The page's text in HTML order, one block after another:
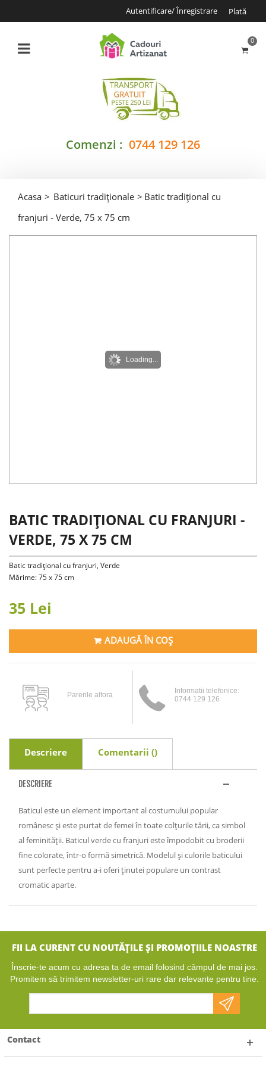
Plată
Autentificare/ Înregistrare
0
Comenzi : 0744 129 126
Acasa > Baticuri tradiționale > Batic tradițional cu
franjuri - Verde, 75 x 75 cm
Loading...
BATIC TRADIȚIONAL CU FRANJURI -
VERDE, 75 X 75 CM
Batic tradițional cu franjuri, Verde
Mărime: 75 x 75 cm
35 Lei
ADAUGĂ ÎN COȘ
Parerile altora
Informatii telefonice:
0744 129 126
Descriere Comentarii ()
DESCRIERE
Baticul este un element important al costumului popular
românesc și este purtat de femei în toate colțurile tării, ca simbol
al feminității. Baticul verde cu franjuri este împodobit cu broderii
fine colorate, într-o formă simetrică. Modelul și culorile baticului
sunt perfecte pentru a-i oferi ținutei populare un contrast
cromatic aparte.
FII LA CURENT CU NOUTĂȚILE ȘI PROMOȚIILE NOASTRE
Înscrie-te acum cu adresa ta de email folosind câmpul de mai jos.
Promitem să trimitem newsletter-uri rare dar relevante pentru tine.
Contact